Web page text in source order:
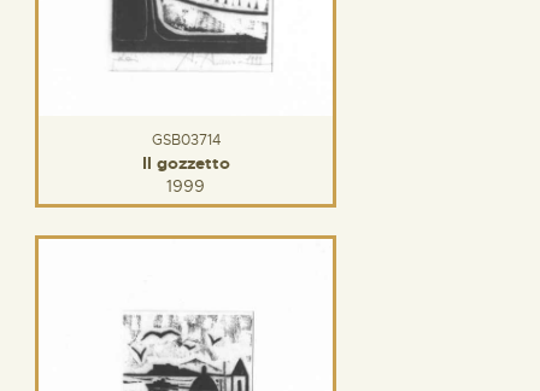
GSB03714
Il gozzetto
1999